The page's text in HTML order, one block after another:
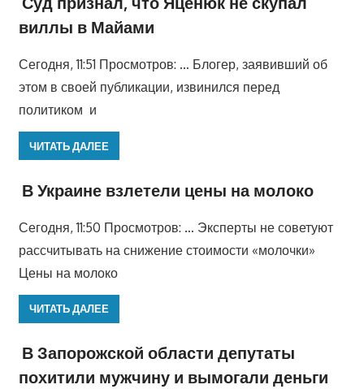
виллы в Майами
Сегодня, 11:51 Просмотров: … Блогер, заявивший об
этом в своей публикации, извинился перед
политиком и
ЧИТАТЬ ДАЛЕЕ
В Украине взлетели цены на молоко
Сегодня, 11:50 Просмотров: … Эксперты не советуют
рассчитывать на снижение стоимости «молочки»
Цены на молоко
ЧИТАТЬ ДАЛЕЕ
В Запорожской области депутаты
похитили мужчину и вымогали деньги